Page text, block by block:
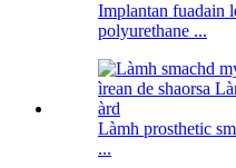
Implantan fuadain
polyurethane ...
Làmh prosthetic
...